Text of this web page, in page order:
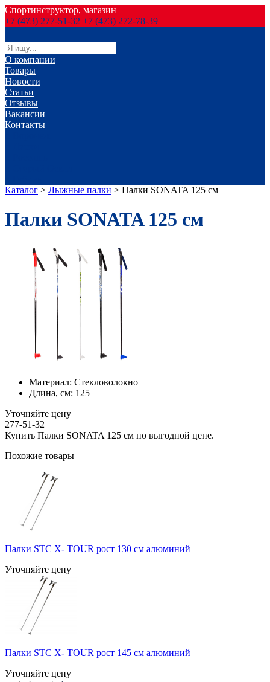
Спортинструктор, магазин
+7 (473) 277-51-32 +7 (473) 272-78-39
О компании
Товары
Новости
Статьи
Отзывы
Вакансии
Контакты
Каталог > Лыжные палки > Палки SONATA 125 см
Палки SONATA 125 см
Материал: Стекловолокно
Длина, см: 125
Уточняйте цену
277-51-32
Купить Палки SONATA 125 см по выгодной цене.
Похожие товары
Палки STC X- TOUR рост 130 см алюминий
Уточняйте цену
Палки STC X- TOUR рост 145 см алюминий
Уточняйте цену